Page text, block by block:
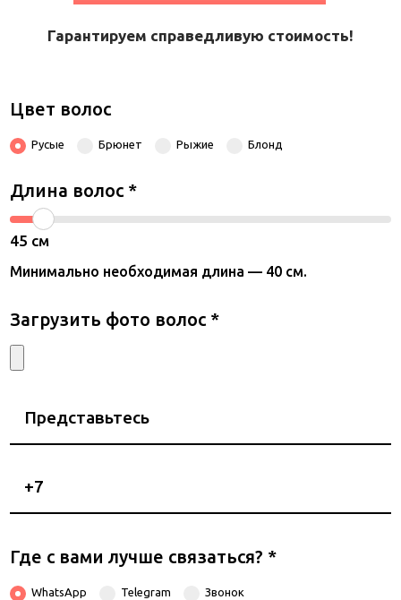
Гарантируем справедливую стоимость!
Цвет волос
Русые Брюнет Рыжие Блонд
Длина волос *
45 см
Минимально необходимая длина — 40 см.
Загрузить фото волос *
телефона
Где с вами лучше связаться? *
WhatsApp Telegram Звонок